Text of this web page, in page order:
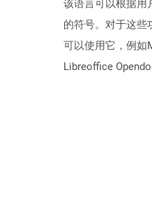
该语言可以根据用
的符号。对于这些
可以使用它，例如
Libreoffice